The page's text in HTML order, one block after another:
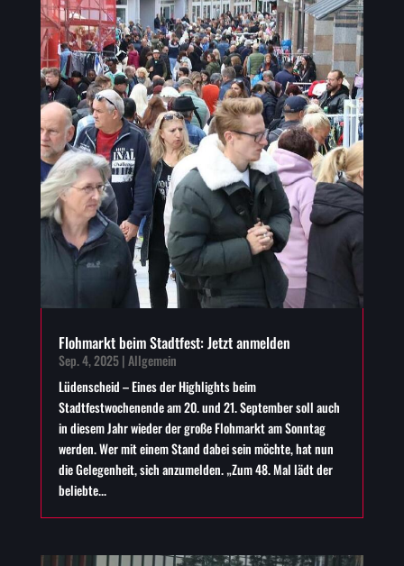
Flohmarkt beim Stadtfest: Jetzt anmelden
Sep. 4, 2025|Allgemein
Lüdenscheid – Eines der Highlights beim
Stadtfestwochenende am 20. und 21. September soll auch
in diesem Jahr wieder der große Flohmarkt am Sonntag
werden. Wer mit einem Stand dabei sein möchte, hat nun
die Gelegenheit, sich anzumelden. „Zum 48. Mal lädt der
beliebte...